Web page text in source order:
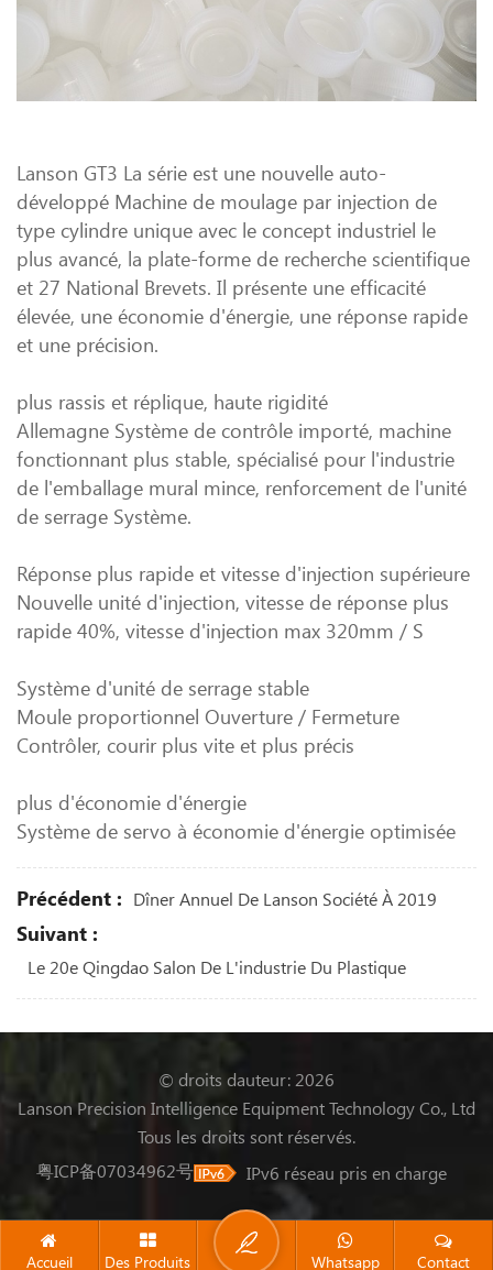
Lanson GT3 La série est une nouvelle auto-
développé Machine de moulage par injection de
type cylindre unique avec le concept industriel le
plus avancé, la plate-forme de recherche scientifique
et 27 National Brevets. Il présente une efficacité
élevée, une économie d'énergie, une réponse rapide
et une précision.
plus rassis et réplique, haute rigidité
Allemagne Système de contrôle importé, machine
fonctionnant plus stable, spécialisé pour l'industrie
de l'emballage mural mince, renforcement de l'unité
de serrage Système.
Réponse plus rapide et vitesse d'injection supérieure
Nouvelle unité d'injection, vitesse de réponse plus
rapide 40%, vitesse d'injection max 320mm / S
Système d'unité de serrage stable
Moule proportionnel Ouverture / Fermeture
Contrôler, courir plus vite et plus précis
plus d'économie d'énergie
Système de servo à économie d'énergie optimisée
Précédent : Dîner Annuel De Lanson Société À 2019
Suivant :
Le 20e Qingdao Salon De L'industrie Du Plastique
© droits dauteur: 2026
Lanson Precision Intelligence Equipment Technology Co., Ltd
Tous les droits sont réservés.
粤ICP备07034962号
IPv6 réseau pris en charge
Accueil Des Produits Whatsapp Contact